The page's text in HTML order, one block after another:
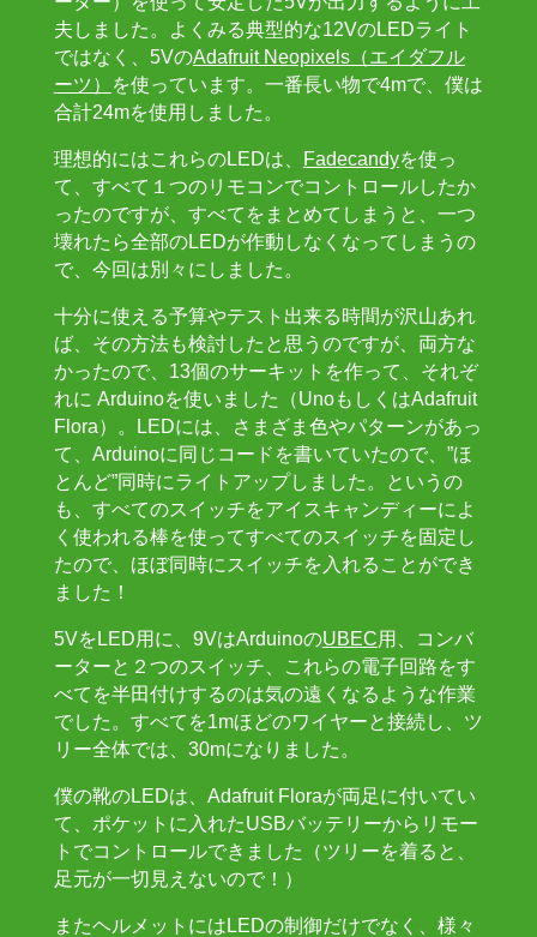
夫しました。よくみる典型的な12VのLEDライト
ではなく、5VのAdafruit Neopixels（エイダフル
ーツ）
を使っています。一番長い物で4mで、僕は
合計24mを使用しました。
理想的にはこれらのLEDは、 Fadecandyを使っ
て、すべて１つのリモコンでコントロールしたか
ったのですが、すべてをまとめてしまうと、一つ
壊れたら全部のLEDが作動しなくなってしまうの
で、今回は別々にしました。
十分に使える予算やテスト出来る時間が沢山あれ
ば、その方法も検討したと思うのですが、両方な
かったので、13個のサーキットを作って、それぞ
れに Arduinoを使いました（UnoもしくはAdafruit
Flora）。LEDには、さまざま色やパターンがあっ
て、Arduinoに同じコードを書いていたので、”ほ
とんど”同時にライトアップしました。というの
も、すべてのスイッチをアイスキャンディーによ
く使われる棒を使ってすべてのスイッチを固定し
たので、ほぼ同時にスイッチを入れることができ
ました！
5VをLED用に、9VはArduinoのUBEC用、コンバ
ーターと２つのスイッチ、これらの電子回路をす
べてを半田付けするのは気の遠くなるような作業
でした。すべてを1mほどのワイヤーと接続し、ツ
リー全体では、30mになりました。
僕の靴のLEDは、Adafruit Floraが両足に付いてい
て、ポケットに入れたUSBバッテリーからリモー
トでコントロールできました（ツリーを着ると、
足元が一切見えないので！）
またヘルメットにはLEDの制御だけでなく、様々